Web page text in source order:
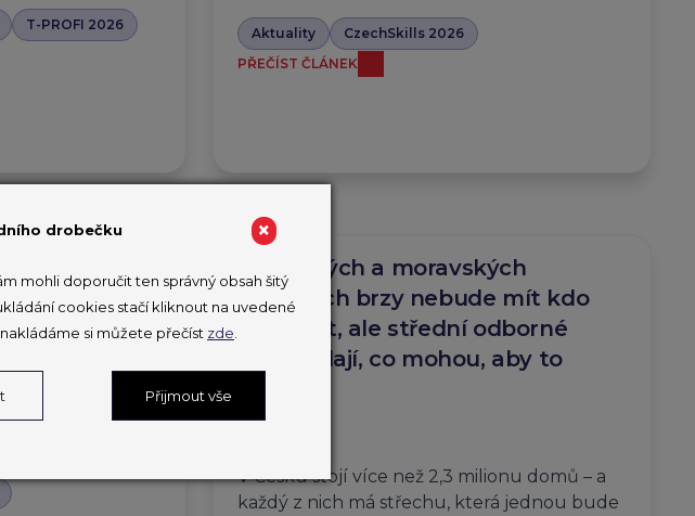
T-PROFI 2026
Aktuality
CzechSkills 2026
PŘEČÍST ČLÁNEK
2026
Na českých a moravských
střechách brzy nebude mít kdo
pracovat, ale střední odborné
školy dělají, co mohou, aby to
V Česku stojí více než 2,3 milionu domů – a
každý z nich má střechu, která jednou bude
×
drobečku
mohli doporučit ten správný obsah šitý
cookies stačí kliknout na uvedené
si můžete přečíst zde
Přijmout vše